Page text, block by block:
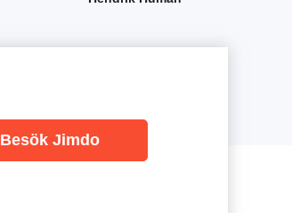
Besök Jimdo